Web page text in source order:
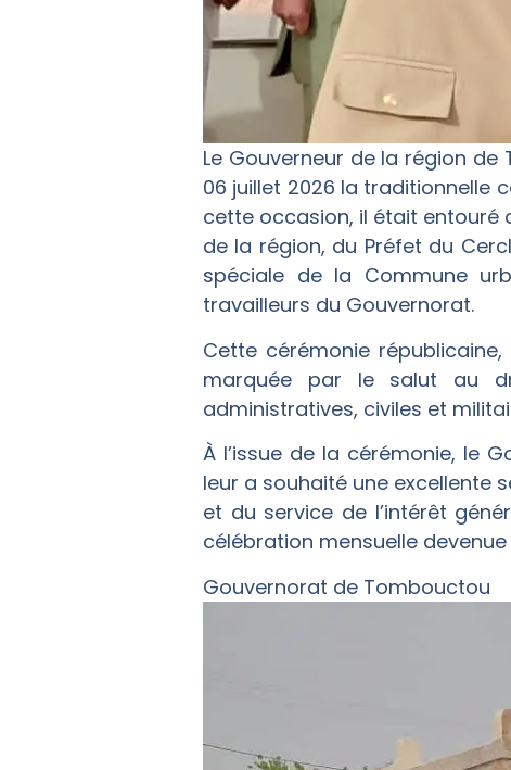
Le Gouverneur de la région de
06 juillet 2026 la traditionnelle
cette occasion, il était entouré
de la région, du Préfet du
spéciale de la Commune
travailleurs du Gouvernorat.
Cette cérémonie
marquée par le salut au
administratives, civiles et
À l’issue de la cérémonie, le
leur a souhaité une excellente
et du service de l’intérêt
célébration mensuelle
Gouvernorat de Tombouctou